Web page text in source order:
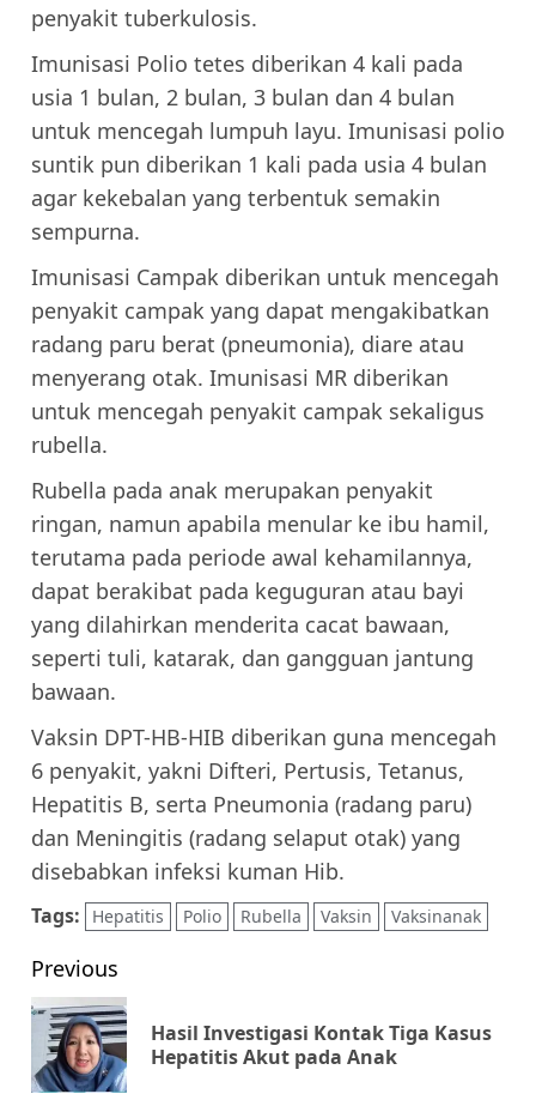
penyakit tuberkulosis.
Imunisasi Polio tetes diberikan 4 kali pada
usia 1 bulan, 2 bulan, 3 bulan dan 4 bulan
untuk mencegah lumpuh layu. Imunisasi polio
suntik pun diberikan 1 kali pada usia 4 bulan
agar kekebalan yang terbentuk semakin
sempurna.
Imunisasi Campak diberikan untuk mencegah
penyakit campak yang dapat mengakibatkan
radang paru berat (pneumonia), diare atau
menyerang otak. Imunisasi MR diberikan
untuk mencegah penyakit campak sekaligus
rubella.
Rubella pada anak merupakan penyakit
ringan, namun apabila menular ke ibu hamil,
terutama pada periode awal kehamilannya,
dapat berakibat pada keguguran atau bayi
yang dilahirkan menderita cacat bawaan,
seperti tuli, katarak, dan gangguan jantung
bawaan.
Vaksin DPT-HB-HIB diberikan guna mencegah
6 penyakit, yakni Difteri, Pertusis, Tetanus,
Hepatitis B, serta Pneumonia (radang paru)
dan Meningitis (radang selaput otak) yang
disebabkan infeksi kuman Hib.
Tags: Hepatitis Polio Rubella Vaksin Vaksinanak
Post
navigation
Previous
Hasil Investigasi Kontak Tiga Kasus
Hepatitis Akut pada Anak